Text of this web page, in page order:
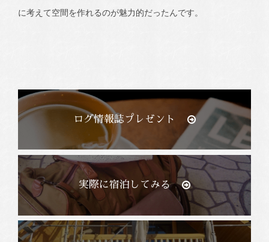
に考えて空間を作れるのが魅力的だったんです。
ログ情報誌プレゼント
実際に宿泊してみる